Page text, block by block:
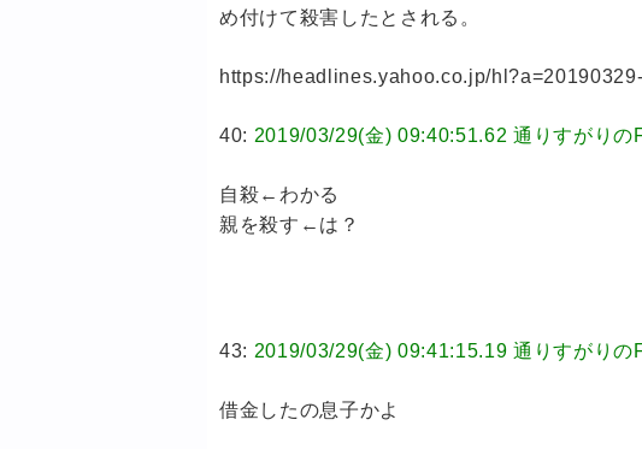
め付けて殺害したとされる。
https://headlines.yahoo.co.jp/
40: 2019/03/29(金) 09:40:51.62 通りすがりの
自殺←わかる
親を殺す←は？
43: 2019/03/29(金) 09:41:15.19 通りすがりの
借金したの息子かよ